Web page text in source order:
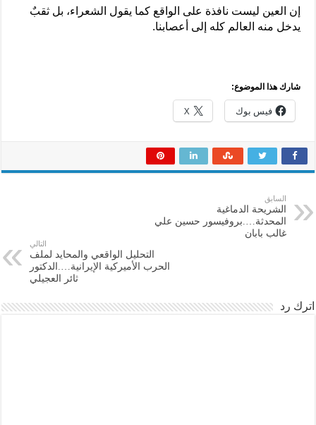
إن العين ليست نافذة على الواقع كما يقول الشعراء، بل ثقبٌ
يدخل منه العالم كله إلى أعصابنا.
شارك هذا الموضوع:
فيس بوك X
السابق
الشريحة الدماغية
المحدثة….بروفيسور حسين علي
غالب بابان
التالي
التحليل الواقعي والمحايد لملف
الحرب الأميركية الإيرانية….الدكتور
ثائر العجيلي
اترك رد